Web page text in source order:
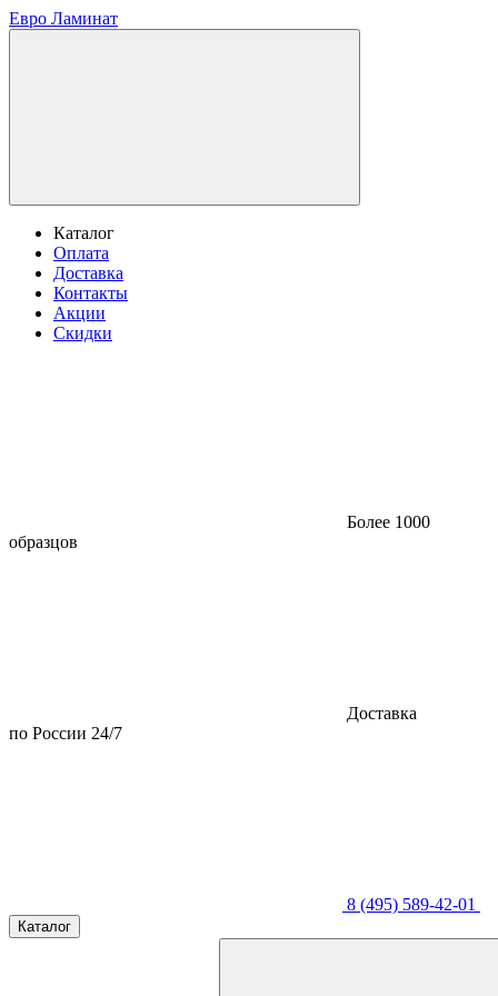
Евро Ламинат
Каталог
Оплата
Доставка
Контакты
Акции
Скидки
Более 1000
образцов
Доставка
по России 24/7
8 (495) 589-42-01
Каталог